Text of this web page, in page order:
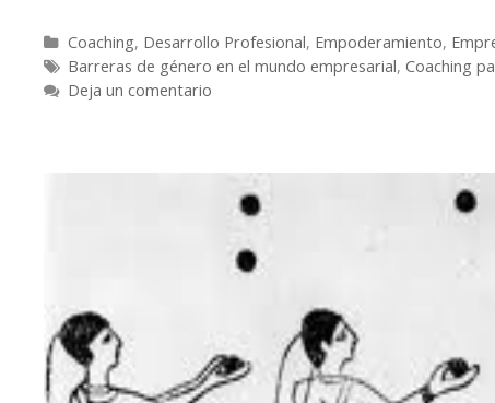
Coaching, Desarrollo Profesional, Empoderamiento,
Barreras de género en el mundo empresarial, Coaching
Deja un comentario